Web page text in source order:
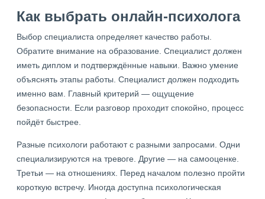
Как выбрать онлайн-психолога
Выбор специалиста определяет качество работы.
Обратите внимание на образование. Специалист должен
иметь диплом и подтверждённые навыки. Важно умение
объяснять этапы работы. Специалист должен подходить
именно вам. Главный критерий — ощущение
безопасности. Если разговор проходит спокойно, процесс
пойдёт быстрее.
Разные психологи работают с разными запросами. Одни
специализируются на тревоге. Другие — на самооценке.
Третьи — на отношениях. Перед началом полезно пройти
короткую встречу. Иногда доступна психологическая